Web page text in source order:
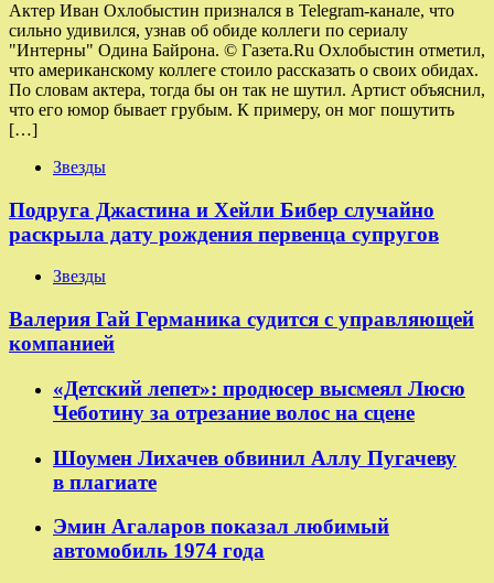
Актер Иван Охлобыстин признался в Telegram-канале, что
сильно удивился, узнав об обиде коллеги по сериалу
"Интерны" Одина Байрона. © Газета.Ru Охлобыстин отметил,
что американскому коллеге стоило рассказать о своих обидах.
По словам актера, тогда бы он так не шутил. Артист объяснил,
что его юмор бывает грубым. К примеру, он мог пошутить
[…]
Звезды
Подруга Джастина и Хейли Бибер случайно
раскрыла дату рождения первенца супругов
Звезды
Валерия Гай Германика судится с управляющей
компанией
«Детский лепет»: продюсер высмеял Люсю
Чеботину за отрезание волос на сцене
Шоумен Лихачев обвинил Аллу Пугачеву
в плагиате
Эмин Агаларов показал любимый
автомобиль 1974 года